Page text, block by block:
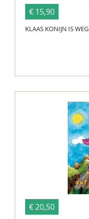
€ 15,90
KLAAS KONIJN IS WEG
€ 20,50